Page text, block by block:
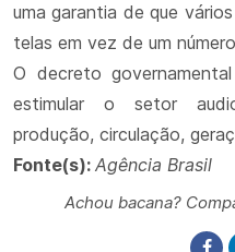
uma garantia de que
telas em vez de um
O decreto
estimular o setor
produção, circulação,
Fonte(s): Agência Brasil
Achou bacana?